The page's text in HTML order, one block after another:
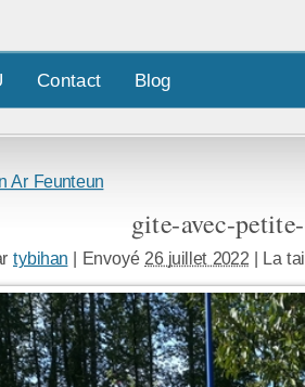
Contact Blog
Ar Feunteun
gite-avec-
tybihan Envoyé 26 juillet 2022 La